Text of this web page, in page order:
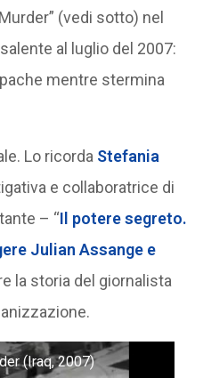
(vedi sotto) nel
al luglio del 2007:
mentre stermina
Lo ricorda Stefania
e collaboratrice di
– “Il potere segreto.
Julian Assange e
la storia del giornalista
(Iraq, 2007)